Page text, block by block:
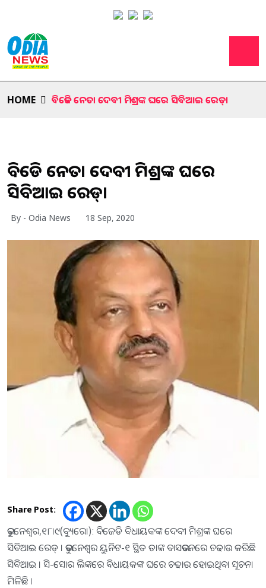
HOME ବିଜେଡି ନେତା ଦେବୀ ମିଶ୍ରଙ୍କ ଘରେ ସିବିଆଇ ରେଡ୍।
ବିଜେଡି ନେତା ଦେବୀ ମିଶ୍ରଙ୍କ ଘରେ
ସିବିଆଇ ରେଡ୍।
By - Odia News 18 Sep, 2020
Share Post:
ଭୁବନେଶ୍ୱର,୧୮।୯(ବ୍ୟୁରୋ): ବିଜେଡି ବିଧାୟକଙ୍କ ଦେବୀ ମିଶ୍ରଙ୍କ ଘରେ
ସିବିଆଇ ରେଡ୍ । ଭୁବନେଶ୍ୱର ୟୁନିଟ-୧ ସ୍ଥିତ ତାଙ୍କ ବାସଭବନରେ ଚଢାଉ କରିଛି
ସିବିଆଇ । ସି-ସୋର ଲିଙ୍କରେ ବିଧାୟକଙ୍କ ଘରେ ଚଢାଉ ହୋଇଥିବା ସୂଚନା
ମିଳିଛି ।